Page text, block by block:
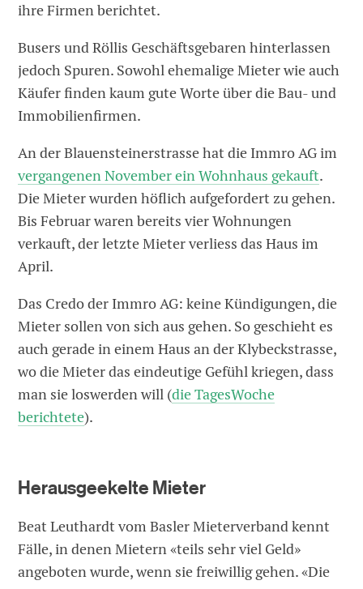
ihre Firmen berichtet.
Busers und Röllis Geschäftsgebaren hinterlassen
jedoch Spuren. Sowohl ehemalige Mieter wie auch
Käufer finden kaum gute Worte über die Bau- und
Immobilienfirmen.
An der Blauensteinerstrasse hat die Immro AG im
vergangenen November ein Wohnhaus gekauft.
Die Mieter wurden höflich aufgefordert zu gehen.
Bis Februar waren bereits vier Wohnungen
verkauft, der letzte Mieter verliess das Haus im
April.
Das Credo der Immro AG: keine Kündigungen, die
Mieter sollen von sich aus gehen. So geschieht es
auch gerade in einem Haus an der Klybeckstrasse,
wo die Mieter das eindeutige Gefühl kriegen, dass
man sie loswerden will (die TagesWoche
berichtete).
Herausgeekelte Mieter
Beat Leuthardt vom Basler Mieterverband kennt
Fälle, in denen Mietern «teils sehr viel Geld»
angeboten wurde, wenn sie freiwillig gehen. «Die